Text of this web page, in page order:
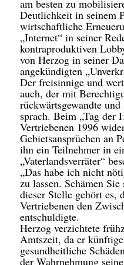
am besten zu
Deutlichkeit in seinem
wirtschaftliche
„Internet“ in seiner
kontraproduktiven
von Herzog in seiner
angekündigten
Der freisinnige und
auch, der mit
rückwärtsgewandte
sprach. Beim „Tag der
Vertriebenen 1996
Gebietsansprüchen an
ihn ein Teilnehmer in
„Vaterlandsverräter“
„Das habe ich nicht
zu lassen. Schämen
dieser Stelle gehört es,
Vertriebenen den
entschuldigte.
Herzog verzichtete
Amtszeit, da er
gesundheitliche
der Wahrnehmung